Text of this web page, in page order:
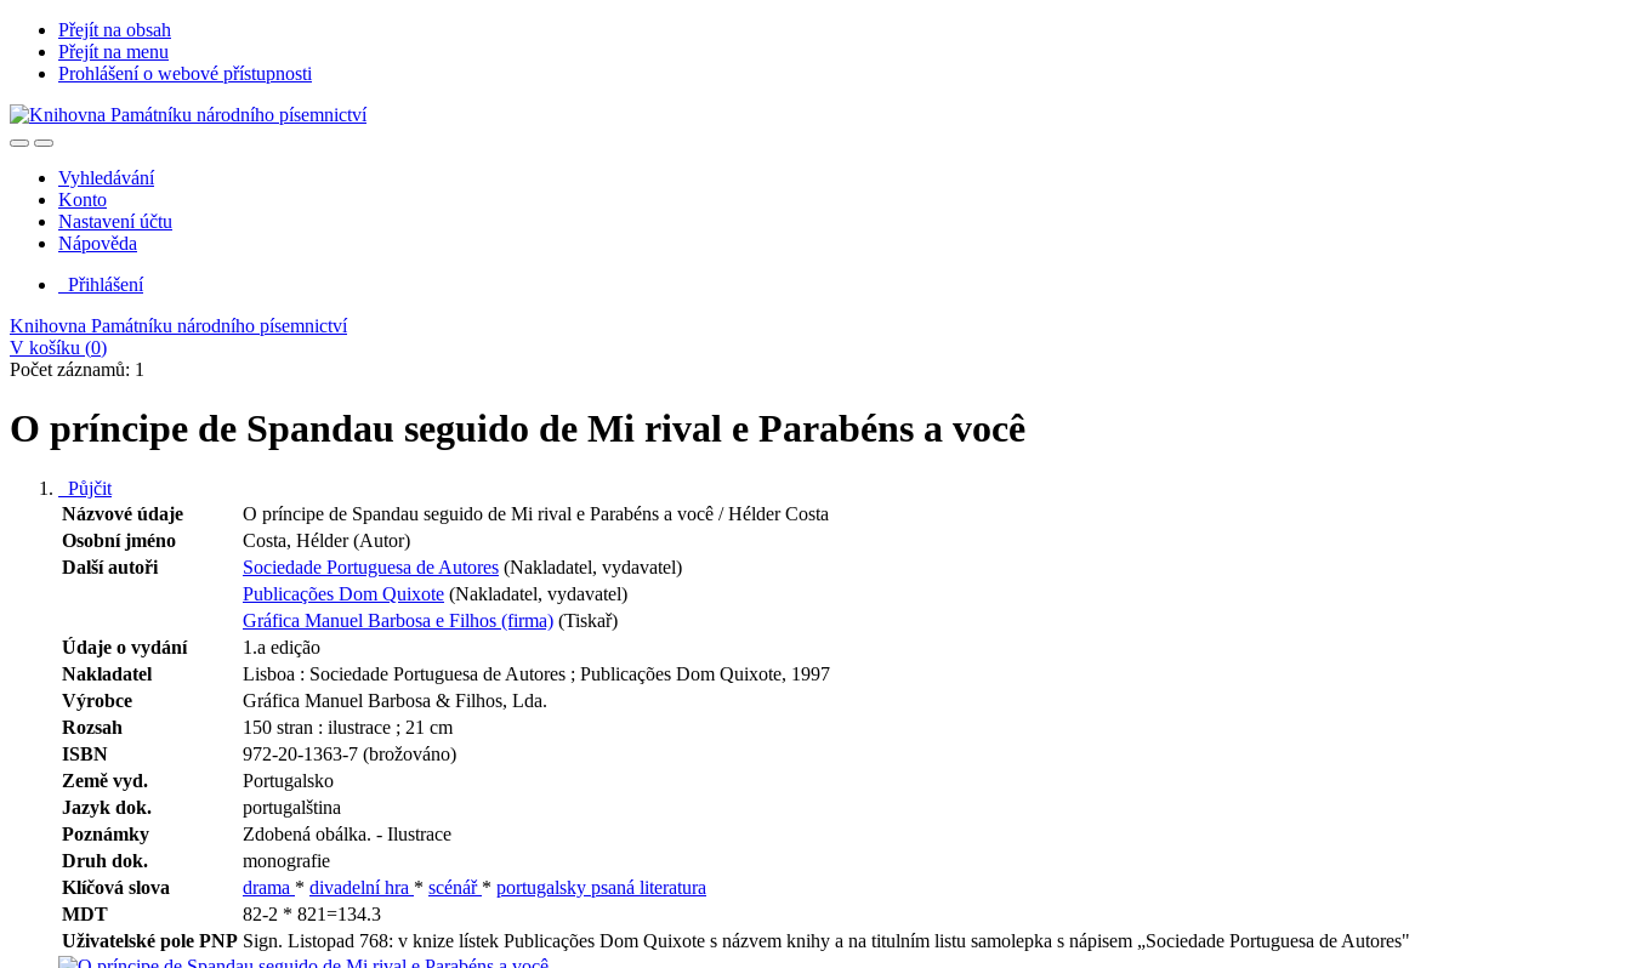
Přejít na obsah
Přejít na menu
Prohlášení o webové přístupnosti
Vyhledávání
Konto
Nastavení účtu
Nápověda
Přihlášení
Knihovna Památníku národního písemnictví
V košíku (0)
Počet záznamů: 1
O príncipe de Spandau seguido de Mi rival e Parabéns a você
Půjčit
Názvové údaje
O príncipe de Spandau seguido de Mi rival e Parabéns a você / Hélder Costa
Osobní jméno
Costa, Hélder (Autor)
Další autoři
Sociedade Portuguesa de Autores (Nakladatel, vydavatel)
Publicações Dom Quixote (Nakladatel, vydavatel)
Gráfica Manuel Barbosa e Filhos (firma) (Tiskař)
Údaje o vydání
1.a edição
Nakladatel
Lisboa : Sociedade Portuguesa de Autores ; Publicações Dom Quixote, 1997
Výrobce
Gráfica Manuel Barbosa & Filhos, Lda.
Rozsah
150 stran : ilustrace ; 21 cm
ISBN
972-20-1363-7 (brožováno)
Země vyd.
Portugalsko
Jazyk dok.
portugalština
Poznámky
Zdobená obálka. - Ilustrace
Druh dok.
monografie
Klíčová slova
drama * divadelní hra * scénář * portugalsky psaná literatura
MDT
82-2 * 821=134.3
Uživatelské pole PNP Sign. Listopad 768: v knize lístek Publicações Dom Quixote s názvem knihy a na titulním listu samolepka s nápisem „Sociedade Portuguesa de Autores"